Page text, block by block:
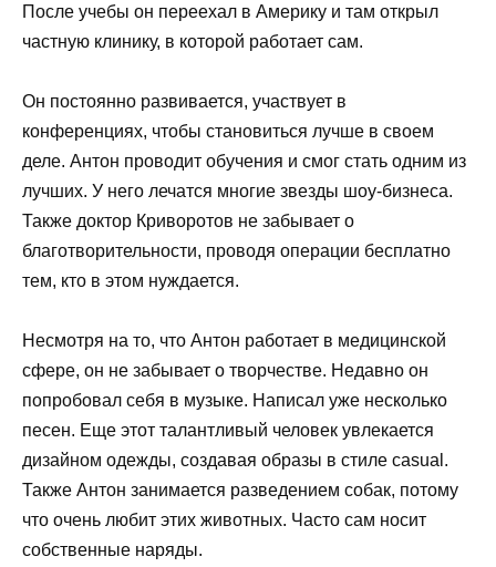
После учебы он переехал в Америку и там открыл
частную клинику, в которой работает сам.
Он постоянно развивается, участвует в
конференциях, чтобы становиться лучше в своем
деле. Антон проводит обучения и смог стать одним из
лучших. У него лечатся многие звезды шоу-бизнеса.
Также доктор Криворотов не забывает о
благотворительности, проводя операции бесплатно
тем, кто в этом нуждается.
Несмотря на то, что Антон работает в медицинской
сфере, он не забывает о творчестве. Недавно он
попробовал себя в музыке. Написал уже несколько
песен. Еще этот талантливый человек увлекается
дизайном одежды, создавая образы в стиле casual.
Также Антон занимается разведением собак, потому
что очень любит этих животных. Часто сам носит
собственные наряды.